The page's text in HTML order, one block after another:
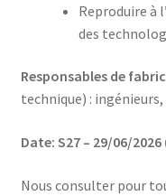
Reproduire à
des
Responsables de
technique) :
Date: S27 – 29/06/
Nous consulter pour